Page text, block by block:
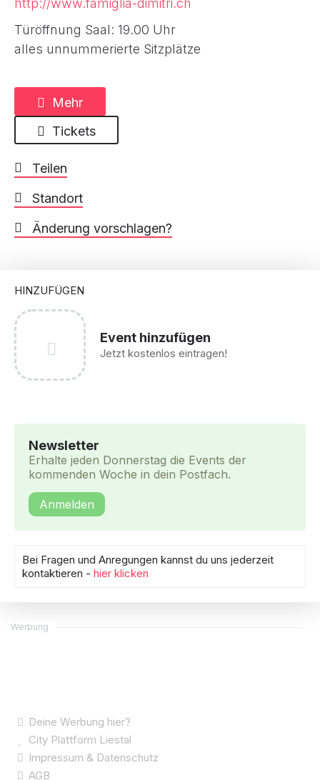
http://www.famiglia-dimitri.ch
Türöffnung Saal: 19.00 Uhr
alles unnummerierte Sitzplätze
Mehr
Tickets
Teilen
Standort
Änderung vorschlagen?
HINZUFÜGEN
Event hinzufügen
Jetzt kostenlos eintragen!
Newsletter
Erhalte jeden Donnerstag die Events der
kommenden Woche in dein Postfach.
Anmelden
Bei Fragen und Anregungen kannst du uns jederzeit
kontaktieren - hier klicken
Werbung
Deine Werbung hier?
City Plattform Liestal
Impressum & Datenschutz
AGB